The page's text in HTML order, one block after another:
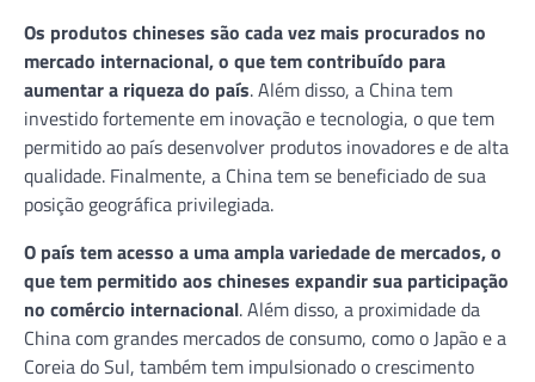
Os produtos chineses são cada vez mais procurados no
mercado internacional, o que tem contribuído para
aumentar a riqueza do país. Além disso, a China tem
investido fortemente em inovação e tecnologia, o que tem
permitido ao país desenvolver produtos inovadores e de alta
qualidade. Finalmente, a China tem se beneficiado de sua
posição geográfica privilegiada.
O país tem acesso a uma ampla variedade de mercados, o
que tem permitido aos chineses expandir sua participação
no comércio internacional. Além disso, a proximidade da
China com grandes mercados de consumo, como o Japão e a
Coreia do Sul, também tem impulsionado o crescimento